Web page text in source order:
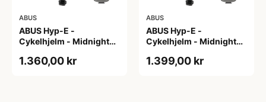
ABUS
ABUS Hyp-E -
Cykelhjelm - Midnight
1.360,00 kr
ABUS
ABUS Hyp-E -
Cykelhjelm - Midnight
1.399,00 kr